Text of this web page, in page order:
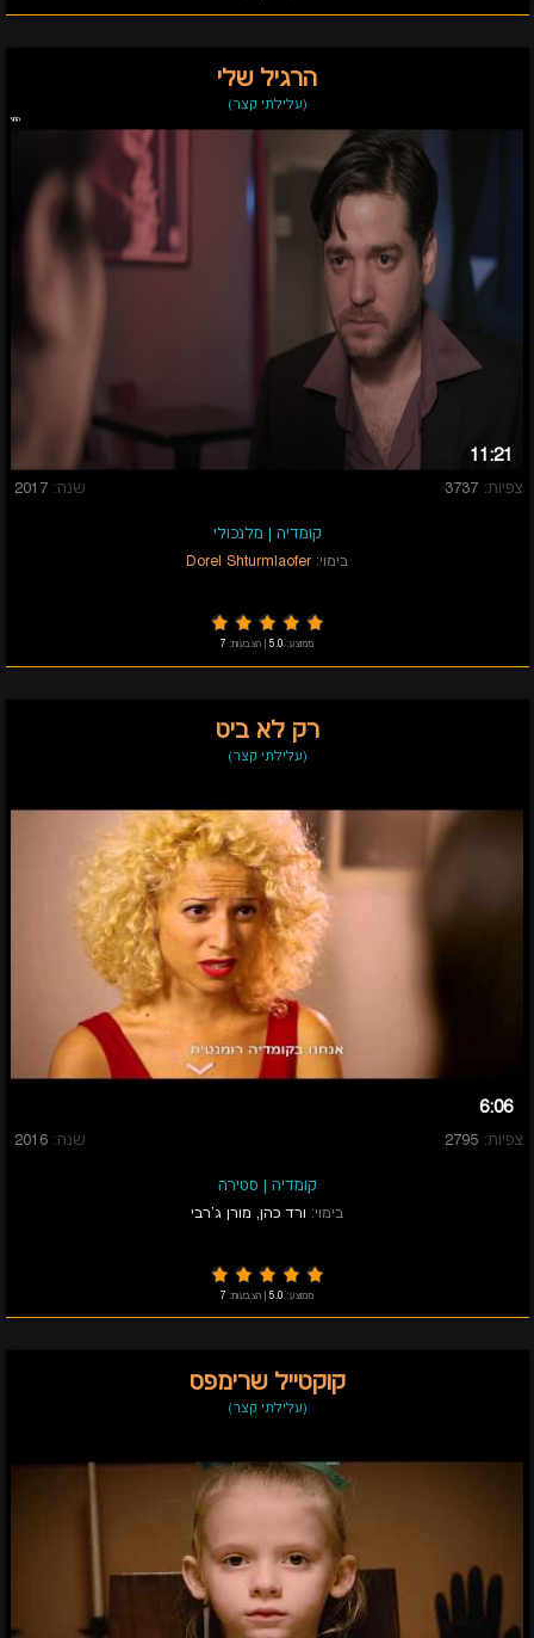
הרגיל שלי
(עלילתי קצר)
11:21
צפיות: 3737 שנה: 2017
קומדיה | מלנכולי
בימוי: Dorel Shturmlaofer
ממוצע: 5.0 הצבעות: 7
רק לא ביט
(עלילתי קצר)
6:06
צפיות: 2795 שנה: 2016
קומדיה | סטירה
בימוי: ורד כהן, מורן ג'רבי
ממוצע: 5.0 הצבעות: 7
קוקטייל שרימפס
(עלילתי קצר)